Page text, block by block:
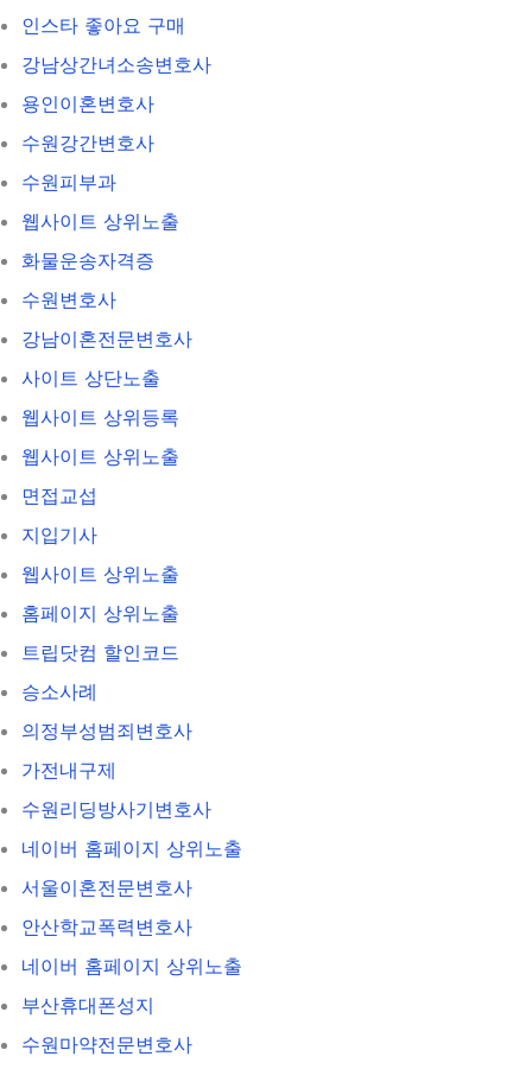
인스타 좋아요 구매
강남상간녀소송변호사
용인이혼변호사
수원강간변호사
수원피부과
웹사이트 상위노출
화물운송자격증
수원변호사
강남이혼전문변호사
사이트 상단노출
웹사이트 상위등록
웹사이트 상위노출
면접교섭
지입기사
웹사이트 상위노출
홈페이지 상위노출
트립닷컴 할인코드
승소사례
의정부성범죄변호사
가전내구제
수원리딩방사기변호사
네이버 홈페이지 상위노출
서울이혼전문변호사
안산학교폭력변호사
네이버 홈페이지 상위노출
부산휴대폰성지
수원마약전문변호사